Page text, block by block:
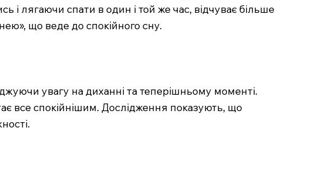
і лягаючи спати в один і той же час, відчуває більше
що веде до спокійного сну.
увагу на диханні та теперішньому моменті.
все спокійнішим. Дослідження показують, що